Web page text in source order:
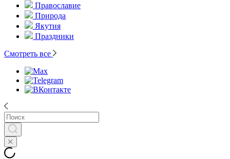
Православие
Природа
Якутия
Праздники
Смотреть все